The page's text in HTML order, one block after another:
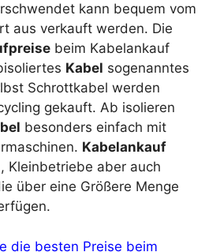
kann bequem vom
aus verkauft werden. Die
beim Kabelankauf
Kabel sogenanntes
Schrottkabel werden
gekauft. Ab isolieren
besonders einfach mit
Kabelankauf
Kleinbetriebe aber auch
über eine Größere Menge
die besten Preise beim